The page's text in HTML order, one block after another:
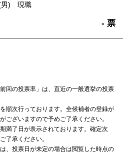
) 現職
- 票
回の投票率」は、直近の一般選挙の投票
順次行っております。全候補者の登録が
ございますので予めご了承ください。
満了日が表示されております。確定次
了承ください。
、投票日が未定の場合は閲覧した時点の